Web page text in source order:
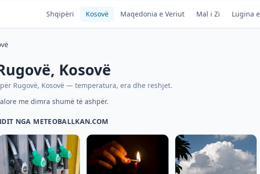
Shqipëri Kosovë Maqedonia e Veriut Mal i Zi Lugina
, Kosovë
Rugovë, Kosovë — temperatura, era dhe reshjet.
me dimra shumë të ashpër.
NGA METEOBALLKAN.COM